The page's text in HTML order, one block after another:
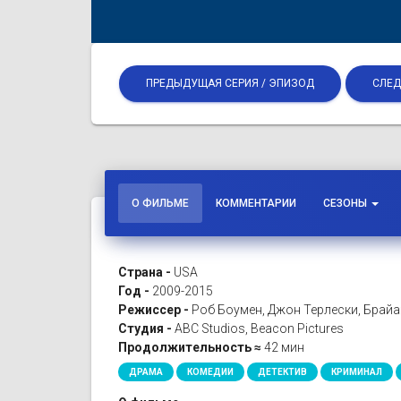
ПРЕДЫДУЩАЯ СЕРИЯ / ЭПИЗОД
О ФИЛЬМЕ КОММЕНТАРИИ СЕЗОНЫ
Страна - USA
Год - 2009-2015
Режиссер - Роб Боумен, Джон Терлески,
Студия - ABC Studios, Beacon Pictures
Продолжительность ≈ 42 мин
ДРАМА КОМЕДИИ ДЕТЕКТИВ КРИМИНАЛ